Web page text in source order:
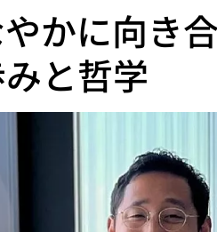
かに向き
と哲学